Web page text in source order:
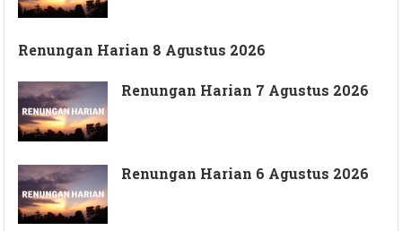
Renungan Harian 8 Agustus 2026
Renungan Harian 7 Agustus 2026
Renungan Harian 6 Agustus 2026